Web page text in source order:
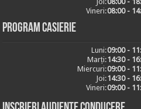
Vineri:08:00 -
Program casierie
Luni:09:00 -
Marți:14:30 -
Miercuri:09:00 -
Joi:14:30 -
Vineri:09:00 -